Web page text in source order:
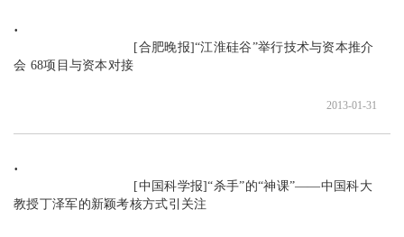
会 68项目与资本对接
2013-01-31
教授丁泽军的新颖考核方式引关注